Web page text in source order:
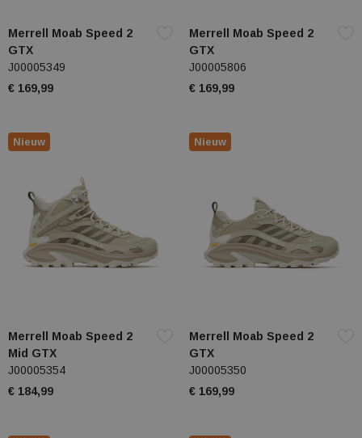
Merrell Moab Speed 2
GTX
J00005349
€ 169,99
Merrell Moab Speed 2
GTX
J00005806
€ 169,99
Merrell Moab Speed 2
Mid GTX
J00005354
€ 184,99
Nieuw
Merrell Moab Speed 2
GTX
J00005350
€ 169,99
Nieuw